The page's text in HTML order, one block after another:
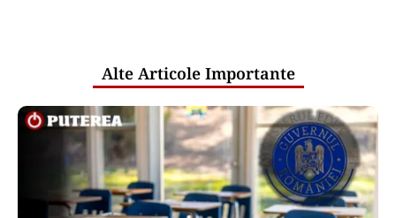
Alte Articole Importante